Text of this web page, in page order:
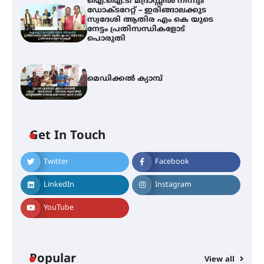
ഡോക്ടറേറ്റ് – ഇരിങ്ങാലക്കുട
സ്വദേശി ആതിര എം കെ യുടെ
നേട്ടം പ്രതിസന്ധികളോട്
പൊരുതി
മെഡിക്കൽ ക്യാമ്പ്
Get In Touch
Twitter Facebook
LinkedIn Instagram
YouTube
Popular View all
ഇടത്തരം മഴയ്ക്കും കാറ്റിനും
സാധ്യത ഇരിങ്ങാലക്കുടയിൽ 4.4
മില്ലി മീറ്റർ മഴ ലഭിച്ചു
നേട്ടം പ്രതിസന്ധികളോട് പൊരുതി